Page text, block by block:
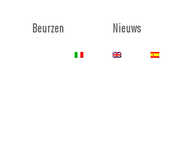
Beurzen Nieuws